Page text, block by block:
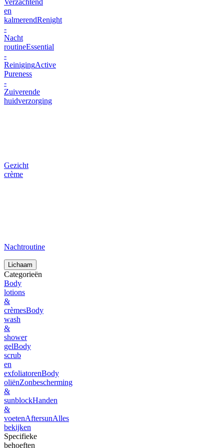
Verzachtend
en
kalmerendRenight
-
Nacht
routineEssential
-
ReinigingActive
Pureness
-
Zuiverende
huidverzorging
Gezicht
crème
Nachtroutine
Lichaam
Categorieën
Body
lotions
&
crèmesBody
wash
&
shower
gelBody
scrub
en
exfoliatorenBody
oliënZonbescherming
&
sunblockHanden
&
voetenAftersunAlles
bekijken
Specifieke
behoeften